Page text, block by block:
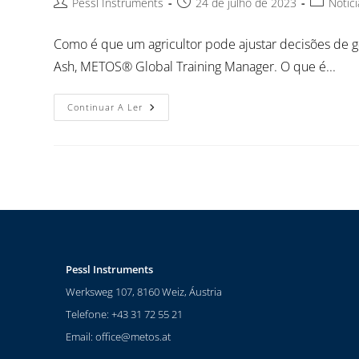
Pessl Instruments 24 de julho de 2023
Como é que um agricultor pode ajustar decisões de
Ash, METOS® Global Training Manager. O que é...
Continuar A Ler
Pessl Instruments
Werksweg 107, 8160 Weiz, Áustria
Telefone: +43 31 72 55 21
Email:office@metos.at